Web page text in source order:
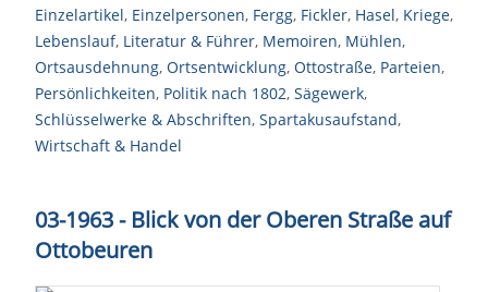
Einzelartikel, Einzelpersonen, Fergg, Fickler, Hasel, Kriege,
Lebenslauf, Literatur & Führer, Memoiren, Mühlen,
Ortsausdehnung, Ortsentwicklung, Ottostraße, Parteien,
Persönlichkeiten, Politik nach 1802, Sägewerk,
Schlüsselwerke & Abschriften, Spartakusaufstand,
Wirtschaft & Handel
03-1963 - Blick von der Oberen Straße auf
Ottobeuren